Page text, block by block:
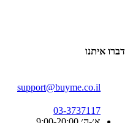
דברו איתנו
support@buyme.co.il
03-3737117